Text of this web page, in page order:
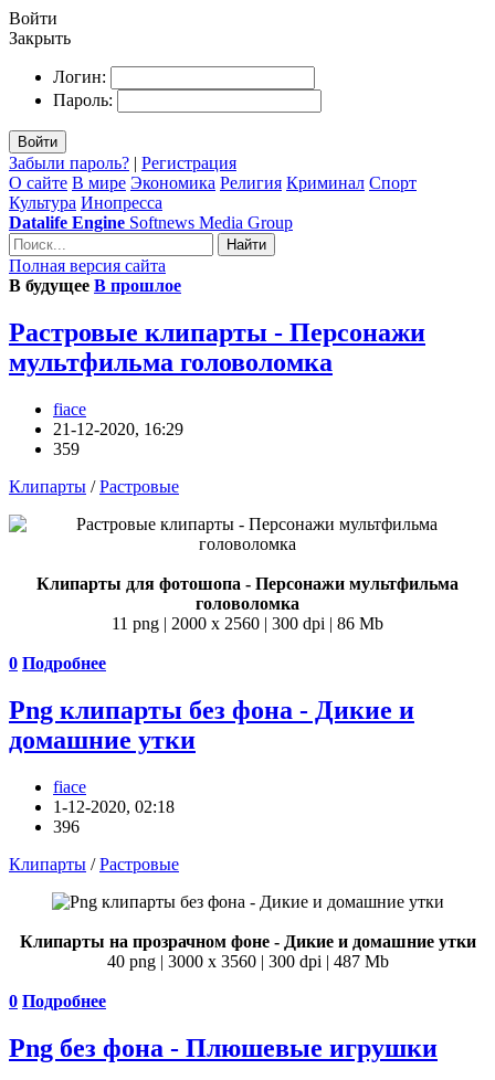
Войти
Закрыть
Логин:
Пароль:
Войти
Забыли пароль? | Регистрация
О сайте В мире Экономика Религия Криминал Спорт
Культура Инопресса
Datalife Engine Softnews Media Group
Найти
Полная версия сайта
В будущее В прошлое
Растровые клипарты - Персонажи
мультфильма головоломка
fiace
21-12-2020, 16:29
359
Клипарты /Растровые
Клипарты для фотошопа - Персонажи мультфильма
головоломка
11 png | 2000 х 2560 | 300 dpi | 86 Mb
0 Подробнее
Png клипарты без фона - Дикие и
домашние утки
fiace
1-12-2020, 02:18
396
Клипарты /Растровые
Клипарты на прозрачном фоне - Дикие и домашние утки
40 png | 3000 х 3560 | 300 dpi | 487 Mb
0 Подробнее
Png без фона - Плюшевые игрушки